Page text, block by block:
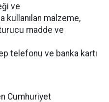
ve
kullanılan malzeme,
madde ve
telefonu ve banka kartı
Cumhuriyet